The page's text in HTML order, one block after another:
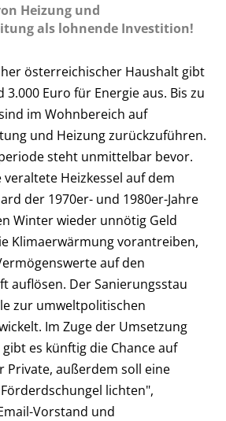
Heizung und
als lohnende Investition!
österreichischer Haushalt gibt
Euro für Energie aus. Bis zu
im Wohnbereich auf
und Heizung zurückzuführen.
steht unmittelbar bevor.
Heizkessel auf dem
der 1970er- und 1980er-Jahre
Winter wieder unnötig Geld
Klimaerwärmung vorantreiben,
auf den
auflösen. Der Sanierungsstau
zur umweltpolitischen
Im Zuge der Umsetzung
es künftig die Chance auf
Private, außerdem soll eine
lichten",
Vorstand und